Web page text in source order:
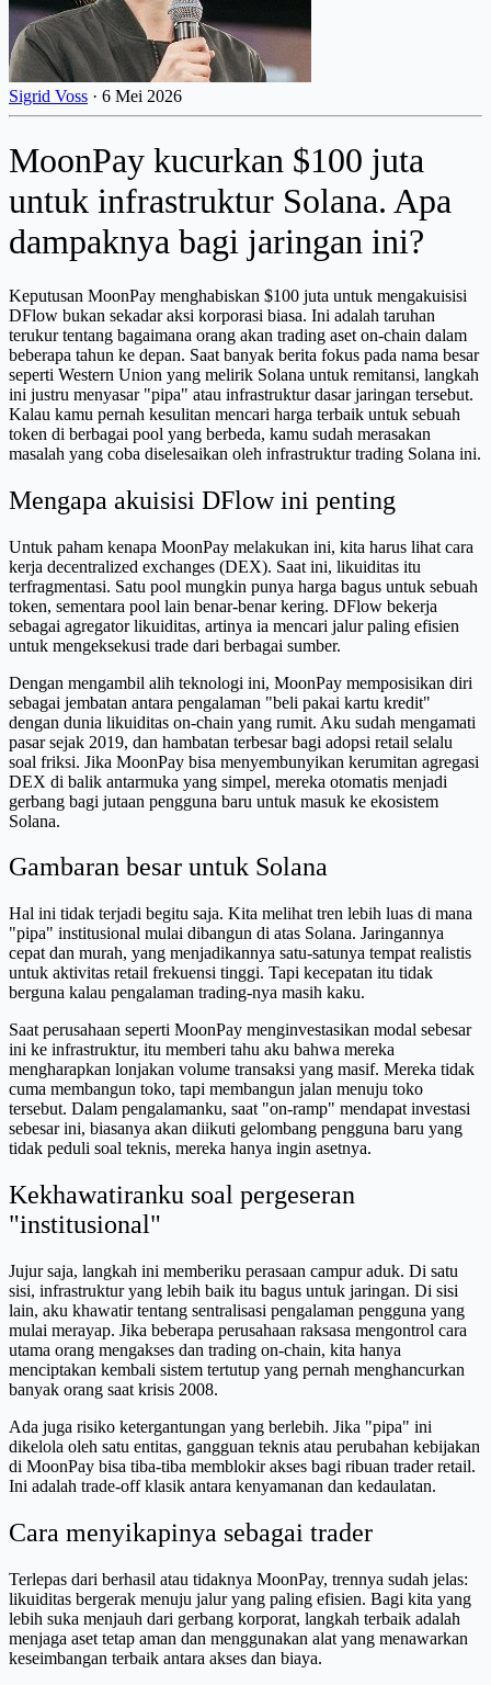
Sigrid Voss · 6 Mei 2026
MoonPay kucurkan $100 juta
untuk infrastruktur Solana. Apa
dampaknya bagi jaringan ini?
Keputusan MoonPay menghabiskan $100 juta untuk mengakuisisi
DFlow bukan sekadar aksi korporasi biasa. Ini adalah taruhan
terukur tentang bagaimana orang akan trading aset on-chain dalam
beberapa tahun ke depan. Saat banyak berita fokus pada nama besar
seperti Western Union yang melirik Solana untuk remitansi, langkah
ini justru menyasar "pipa" atau infrastruktur dasar jaringan tersebut.
Kalau kamu pernah kesulitan mencari harga terbaik untuk sebuah
token di berbagai pool yang berbeda, kamu sudah merasakan
masalah yang coba diselesaikan oleh infrastruktur trading Solana ini.
Mengapa akuisisi DFlow ini penting
Untuk paham kenapa MoonPay melakukan ini, kita harus lihat cara
kerja decentralized exchanges (DEX). Saat ini, likuiditas itu
terfragmentasi. Satu pool mungkin punya harga bagus untuk sebuah
token, sementara pool lain benar-benar kering. DFlow bekerja
sebagai agregator likuiditas, artinya ia mencari jalur paling efisien
untuk mengeksekusi trade dari berbagai sumber.
Dengan mengambil alih teknologi ini, MoonPay memposisikan diri
sebagai jembatan antara pengalaman "beli pakai kartu kredit"
dengan dunia likuiditas on-chain yang rumit. Aku sudah mengamati
pasar sejak 2019, dan hambatan terbesar bagi adopsi retail selalu
soal friksi. Jika MoonPay bisa menyembunyikan kerumitan agregasi
DEX di balik antarmuka yang simpel, mereka otomatis menjadi
gerbang bagi jutaan pengguna baru untuk masuk ke ekosistem
Solana.
Gambaran besar untuk Solana
Hal ini tidak terjadi begitu saja. Kita melihat tren lebih luas di mana
"pipa" institusional mulai dibangun di atas Solana. Jaringannya
cepat dan murah, yang menjadikannya satu-satunya tempat realistis
untuk aktivitas retail frekuensi tinggi. Tapi kecepatan itu tidak
berguna kalau pengalaman trading-nya masih kaku.
Saat perusahaan seperti MoonPay menginvestasikan modal sebesar
ini ke infrastruktur, itu memberi tahu aku bahwa mereka
mengharapkan lonjakan volume transaksi yang masif. Mereka tidak
cuma membangun toko, tapi membangun jalan menuju toko
tersebut. Dalam pengalamanku, saat "on-ramp" mendapat investasi
sebesar ini, biasanya akan diikuti gelombang pengguna baru yang
tidak peduli soal teknis, mereka hanya ingin asetnya.
Kekhawatiranku soal pergeseran
"institusional"
Jujur saja, langkah ini memberiku perasaan campur aduk. Di satu
sisi, infrastruktur yang lebih baik itu bagus untuk jaringan. Di sisi
lain, aku khawatir tentang sentralisasi pengalaman pengguna yang
mulai merayap. Jika beberapa perusahaan raksasa mengontrol cara
utama orang mengakses dan trading on-chain, kita hanya
menciptakan kembali sistem tertutup yang pernah menghancurkan
banyak orang saat krisis 2008.
Ada juga risiko ketergantungan yang berlebih. Jika "pipa" ini
dikelola oleh satu entitas, gangguan teknis atau perubahan kebijakan
di MoonPay bisa tiba-tiba memblokir akses bagi ribuan trader retail.
Ini adalah trade-off klasik antara kenyamanan dan kedaulatan.
Cara menyikapinya sebagai trader
Terlepas dari berhasil atau tidaknya MoonPay, trennya sudah jelas:
likuiditas bergerak menuju jalur yang paling efisien. Bagi kita yang
lebih suka menjauh dari gerbang korporat, langkah terbaik adalah
menjaga aset tetap aman dan menggunakan alat yang menawarkan
keseimbangan terbaik antara akses dan biaya.